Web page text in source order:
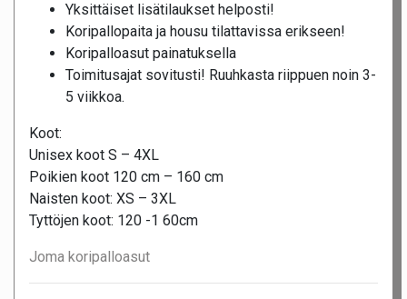
Yksittäiset lisätilaukset helposti!
Koripallopaita ja housu tilattavissa erikseen!
Koripalloasut painatuksella
Toimitusajat sovitusti! Ruuhkasta riippuen noin 3-
5 viikkoa.
Koot:
Unisex koot S – 4XL
Poikien koot 120 cm – 160 cm
Naisten koot: XS – 3XL
Tyttöjen koot: 120 -1 60cm
Joma koripalloasut